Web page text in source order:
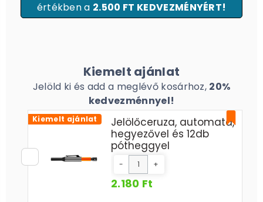
értékben a 2.500 FT KEDVEZMÉNYÉRT!
Kiemelt ajánlat
Jelöld ki és add a meglévő kosárhoz, 20%
kedvezménnyel!
Kiemelt ajánlat
Jelölőceruza, automata,
hegyezővel és 12db
pótheggyel
- +
2.180 Ft